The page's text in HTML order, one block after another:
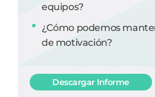
equipos?
¿Cómo podemos
de motivación?
Descargar Informe